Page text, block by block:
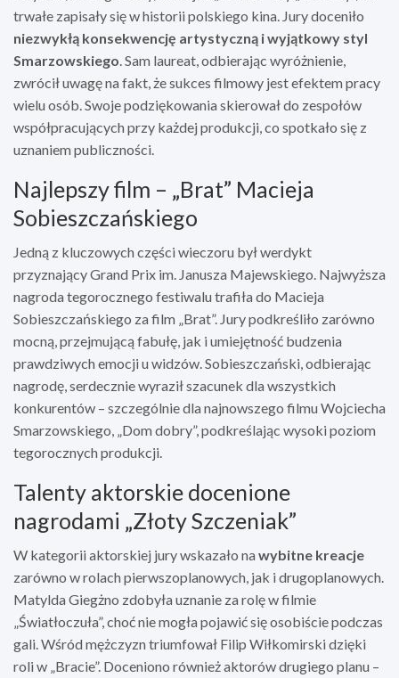
trwałe zapisały się w historii polskiego kina. Jury doceniło
niezwykłą konsekwencję artystyczną i wyjątkowy styl
Smarzowskiego. Sam laureat, odbierając wyróżnienie,
zwrócił uwagę na fakt, że sukces filmowy jest efektem pracy
wielu osób. Swoje podziękowania skierował do zespołów
współpracujących przy każdej produkcji, co spotkało się z
uznaniem publiczności.
Najlepszy film – „Brat” Macieja
Sobieszczańskiego
Jedną z kluczowych części wieczoru był werdykt
przyznający Grand Prix im. Janusza Majewskiego. Najwyższa
nagroda tegorocznego festiwalu trafiła do Macieja
Sobieszczańskiego za film „Brat”. Jury podkreśliło zarówno
mocną, przejmującą fabułę, jak i umiejętność budzenia
prawdziwych emocji u widzów. Sobieszczański, odbierając
nagrodę, serdecznie wyraził szacunek dla wszystkich
konkurentów – szczególnie dla najnowszego filmu Wojciecha
Smarzowskiego, „Dom dobry”, podkreślając wysoki poziom
tegorocznych produkcji.
Talenty aktorskie docenione
nagrodami „Złoty Szczeniak”
W kategorii aktorskiej jury wskazało nawybitne kreacje
zarówno w rolach pierwszoplanowych, jak i drugoplanowych.
Matylda Giegżno zdobyła uznanie za rolę w filmie
„Światłoczuła”, choć nie mogła pojawić się osobiście podczas
gali. Wśród mężczyzn triumfował Filip Wiłkomirski dzięki
roli w „Bracie”. Doceniono również aktorów drugiego planu –